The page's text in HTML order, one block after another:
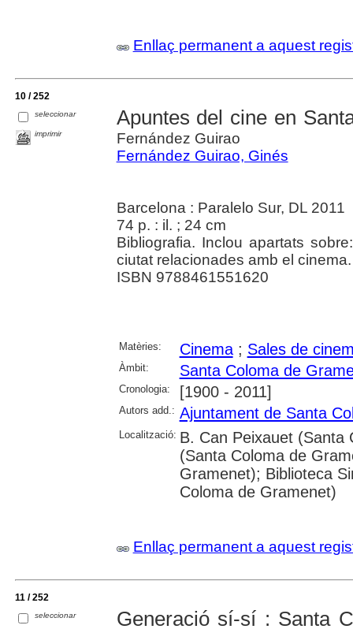
Enllaç permanent a aquest
10 / 252
seleccionar
imprimir
Apuntes del cine en
Fernández Guirao
Fernández Guirao, Ginés
Barcelona : Paralelo Sur, DL 2011
74 p. : il. ; 24 cm
Bibliografia. Inclou apartats
ciutat relacionades amb el cinema.
ISBN 9788461551620
Matèries: Cinema; Sales de
Àmbit: Santa Coloma de
Cronologia: [1900 - 2011]
Autors add.: Ajuntament de Santa
Localització: B. Can Peixauet (Santa
(Santa Coloma de
Gramenet); Biblioteca
Coloma de Gramenet)
Enllaç permanent a aquest
11 / 252
seleccionar Generació sí-sí : Santa